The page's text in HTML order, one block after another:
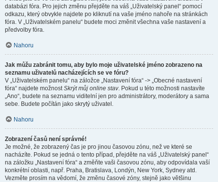
databázi fóra. Pro jejich změnu přejděte na váš „Uživatelský panel“ pomocí
odkazu, který obvykle najdete po kliknutí na vaše jméno nahoře na stránkách
fóra. V „Uživatelském panelu“ budete moci změnit všechna vaše nastavení a
předvolby fóra.
Nahoru
Jak můžu zabránit tomu, aby bylo moje uživatelské jméno zobrazeno na
seznamu uživatelů nacházejících se ve fóru?
V „Uživatelském panelu“ na záložce „Nastavení fóra“ -> „Obecné nastavení
fóra“ najdete možnostSkrýt můj online stav. Pokud u této možnosti nastavíte
„Ano“, budete na seznamu viditelní jen pro administrátory, moderátory a sama
sebe. Budete počítán jako skrytý uživatel.
Nahoru
Zobrazení časů není správné!
Je možné, že zobrazený čas je pro jinou časovou zónu, než ve které se
nacházíte. Pokud se jedná o tento případ, přejděte na váš „Uživatelský panel“
na záložku „Nastavení fóra“ a změňte vaši časovou zónu, aby odpovídala vaší
konkrétní oblasti, např. Praha, Bratislava, Londýn, New York, Sydney atd.
Vezměte prosím na vědomí, že změnu časové zóny, stejně jako většinu